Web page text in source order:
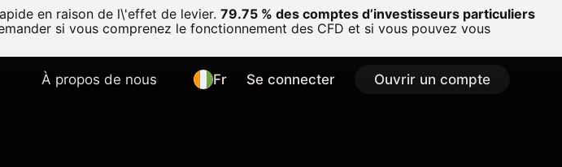
en raison de l\'effet de levier. 79.75 % des comptes d’investisseurs particuliers
si vous comprenez le fonctionnement des CFD et si vous pouvez vous
À propos de nous Fr Se connecter Ouvrir un compte